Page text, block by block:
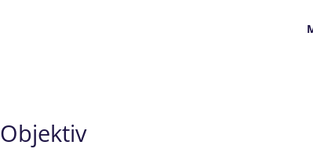
Objektiv